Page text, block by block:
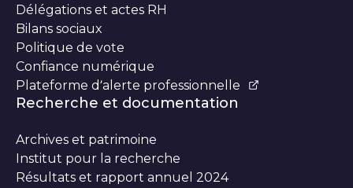
Délégations et actes RH
Bilans sociaux
Politique de vote
Confiance numérique
Plateforme d’alerte professionnelle
Recherche et documentation
Archives et patrimoine
Institut pour la recherche
Résultats et rapport annuel 2024